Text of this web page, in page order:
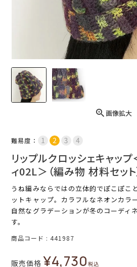
画像拡大
難易度：
リップルクロッシェキャッ
ィ02L＞（編み物 材料セット
うね編みならではの立体的でぽこぽこ
ットキャップ。カラフルなネオンカラ
自然なグラデーションが冬のコーディ
す。
商品コード 441987
販売価格 ¥4,730税込